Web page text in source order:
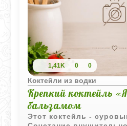
1,41K 0 0
Коктейли из водки
Крепкий коктейль
бальзамом
Этот коктейль -